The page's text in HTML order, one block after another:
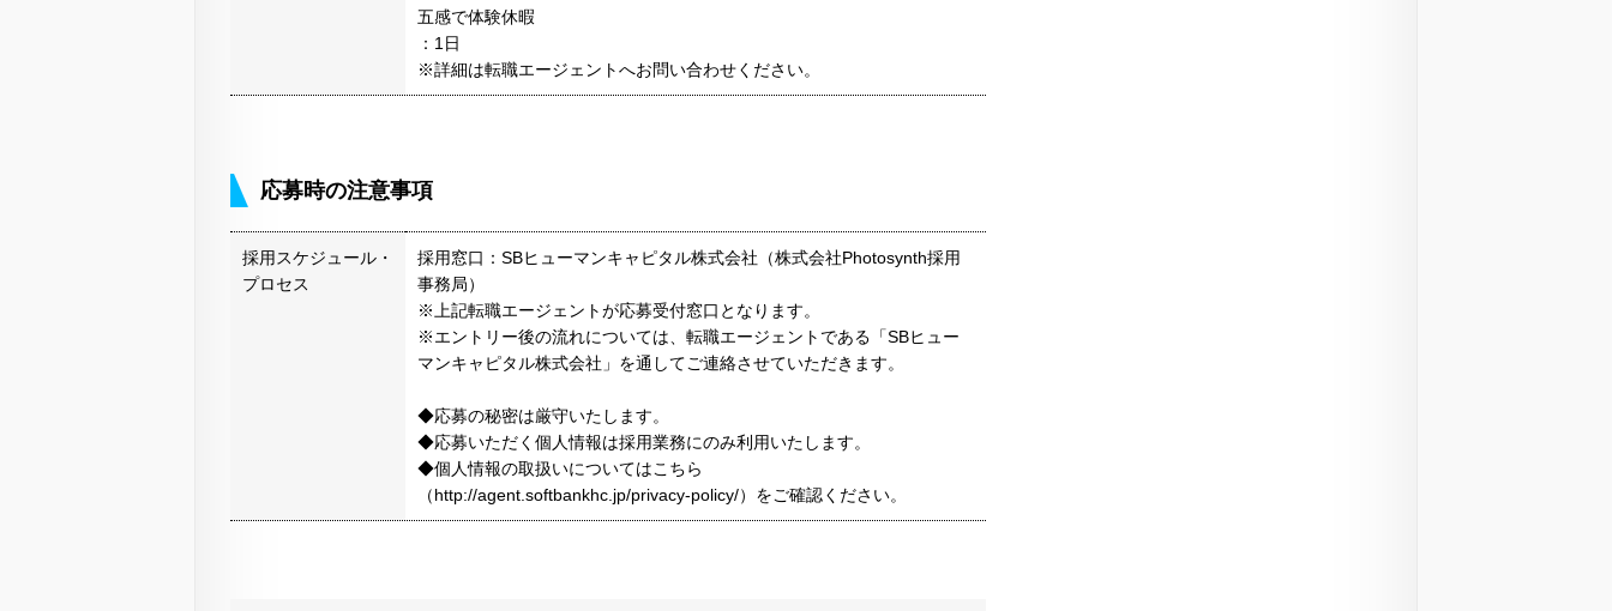
五感で体験休暇
：1日
※詳細は転職エージェントへお問い合わせください。
応募時の注意事項
採用スケジュール・
プロセス
採用窓口：SBヒューマンキャピタル株式会社（株式会社Photosynth採用
事務局）
※上記転職エージェントが応募受付窓口となります。
※エントリー後の流れについては、転職エージェントである「SBヒュー
マンキャピタル株式会社」を通してご連絡させていただきます。
◆応募の秘密は厳守いたします。
◆応募いただく個人情報は採用業務にのみ利用いたします。
◆個人情報の取扱いについてはこちら
（http://agent.softbankhc.jp/privacy-policy/）をご確認ください。